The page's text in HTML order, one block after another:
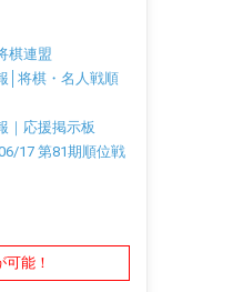
棋連盟
│将棋・名人戦順
｜応援掲示板
17 第81期順位戦
能！